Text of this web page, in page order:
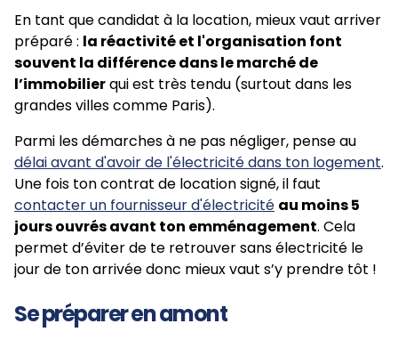
En tant que candidat à la location, mieux vaut arriver
préparé : la réactivité et l'organisation font
souvent la différence dans le marché de
l’immobilierqui est très tendu (surtout dans les
grandes villes comme Paris).
Parmi les démarches à ne pas négliger, pense au
délai avant d'avoir de l'électricité dans ton logement.
Une fois ton contrat de location signé, il faut
contacter un fournisseur d'électricité au moins 5
jours ouvrés avant ton emménagement. Cela
permet d’éviter de te retrouver sans électricité le
jour de ton arrivée donc mieux vaut s’y prendre tôt !
Se préparer en amont